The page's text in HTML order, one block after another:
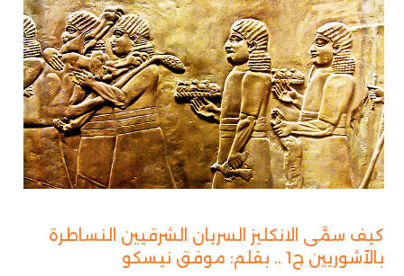
كيف سمَّى الانكليز السريان الشرقيين النساطرة
بالآشوريين ج1 .. بقلم: موفق نيسكو